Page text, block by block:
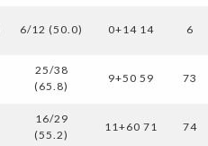
6/12 (50.0) 0+14 14 6
25/38
(65.8)
9+50 59 73
16/29
(55.2)
11+60 71 74